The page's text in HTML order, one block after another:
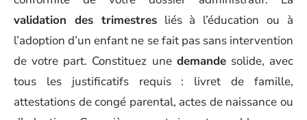
validation des trimestresliés à l’éducation ou à
l’adoption d’un enfant ne se fait pas sans intervention
de votre part. Constituez une demandesolide, avec
tous les justificatifs requis : livret de famille,
attestations de congé parental, actes de naissance ou